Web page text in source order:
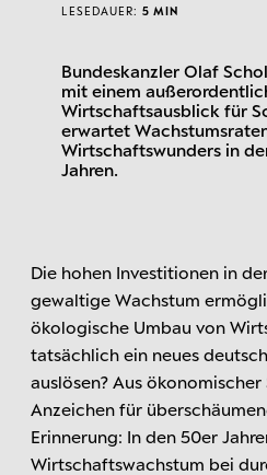
Bundeskanzler Olaf
mit einem
Wirtschaftsausblick für
erwartet
Wirtschaftswunders in
Jahren.
LESEDAUER: 5 MIN
Die hohen Investitionen in
gewaltige Wachstum
ökologische Umbau von
tatsächlich ein neues
auslösen? Aus
Anzeichen für
Erinnerung: In den 50er
Wirtschaftswachstum bei